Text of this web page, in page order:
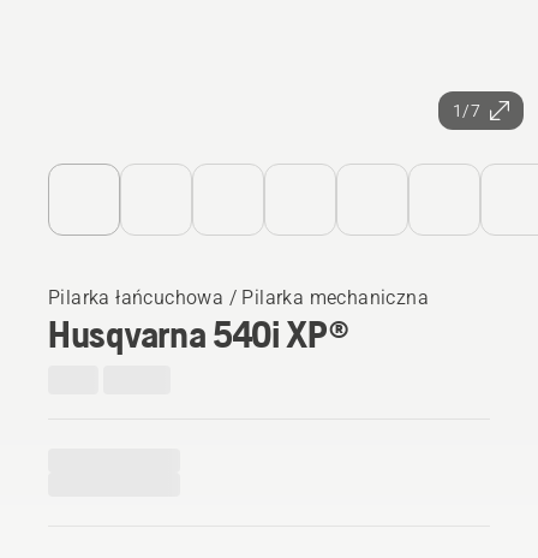
1/7
Pilarka łańcuchowa / Pilarka mechaniczna
Husqvarna 540i XP®